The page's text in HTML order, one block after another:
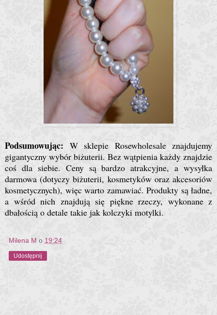
Podsumowując: W sklepie Rosewholesale znajdujemy
gigantyczny wybór biżuterii. Bez wątpienia każdy znajdzie
coś dla siebie. Ceny są bardzo atrakcyjne, a wysyłka
darmowa (dotyczy biżuterii, kosmetyków oraz akcesoriów
kosmetycznych), więc warto zamawiać. Produkty są ładne,
a wśród nich znajdują się piękne rzeczy, wykonane z
dbałością o detale takie jak kolczyki motylki.
Milena M o 19:24
Udostępnij